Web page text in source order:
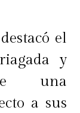
el
y
una
a sus